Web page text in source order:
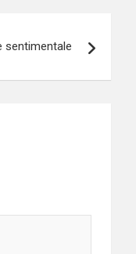
sentimentale